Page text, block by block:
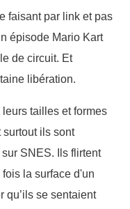
faisant par link et pas
épisode Mario Kart
de circuit. Et
libération.
tailles et formes
ils sont
SNES. Ils flirtent
la surface d'un
qu’ils se sentaient